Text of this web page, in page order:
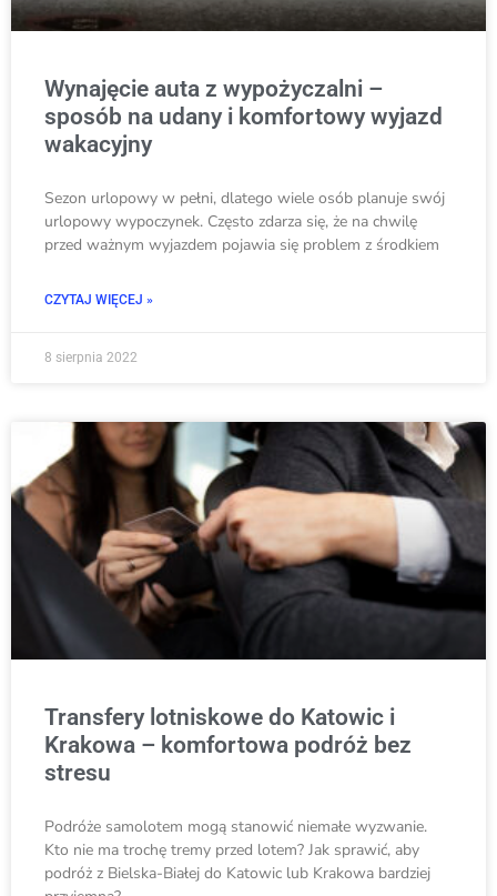
Wynajęcie auta z wypożyczalni –
sposób na udany i komfortowy wyjazd
wakacyjny
Sezon urlopowy w pełni, dlatego wiele osób planuje swój
urlopowy wypoczynek. Często zdarza się, że na chwilę
przed ważnym wyjazdem pojawia się problem z środkiem
CZYTAJ WIĘCEJ »
8 sierpnia 2022
Transfery lotniskowe do Katowic i
Krakowa – komfortowa podróż bez
stresu
Podróże samolotem mogą stanowić niemałe wyzwanie.
Kto nie ma trochę tremy przed lotem? Jak sprawić, aby
podróż z Bielska-Białej do Katowic lub Krakowa bardziej